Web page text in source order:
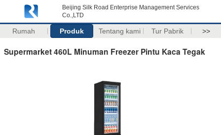
Beijing Silk Road Enterprise Management Services
Co.,LTD
Rumah Produk Tentang kami Tur Pabrik >>
Supermarket 460L Minuman Freezer Pintu Kaca Tegak